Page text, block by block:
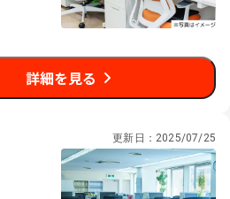
詳細を見る
更新日： 2025/07/25